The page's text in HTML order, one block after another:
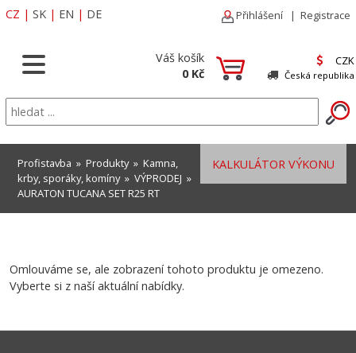
CZ | SK | EN | DE Přihlášení | Registrace
Váš košík
0 Kč
CZK
Česká republika
KALKULÁTOR VÝKONU
Profistavba » Produkty» Kamna,
krby, sporáky, komíny» VÝPRODEJ »
AURATON TUCANA SET R25 RT
Omlouváme se, ale zobrazení tohoto produktu je omezeno.
Vyberte si z naší aktuální nabídky.